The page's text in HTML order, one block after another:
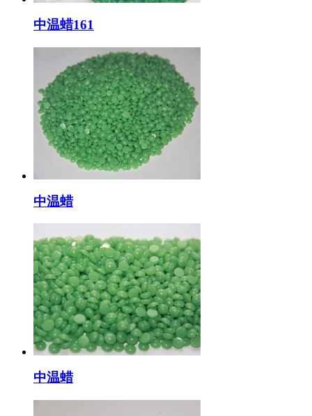
中温蜡161
中温蜡
中温蜡